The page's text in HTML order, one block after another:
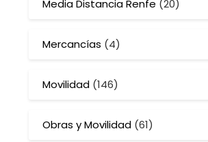
Media Distancia Renfe (20)
Mercancías (4)
Movilidad (146)
Obras y Movilidad (61)